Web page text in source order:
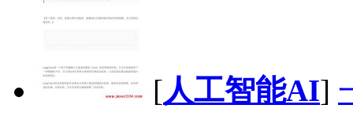
[人工智能AI]